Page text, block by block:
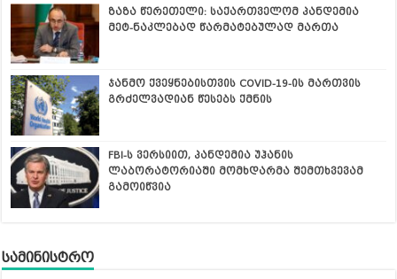
ზაზა წერეთელი: საქართველომ პანდემია
მეტ-ნაკლებად წარმატებულად მართა
ჯანმო ქვეყნებისთვის COVID-19-ის მართვის
გრძელვადიან წესებს ქმნის
FBI-ს ვერსიით, პანდემია უჰანის
ლაბორატორიაში მომხდარმა შემთხვევამ
გამოიწვია
სამინისტრო